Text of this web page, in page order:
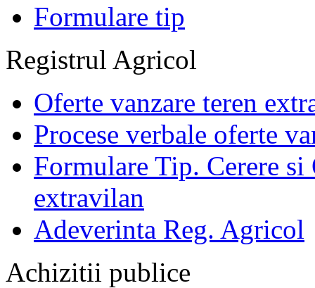
Formulare tip
Registrul Agricol
Oferte vanzare teren
Procese verbale oferte
Formulare Tip. Cerere si
extravilan
Adeverinta Reg. Agricol
Achizitii publice